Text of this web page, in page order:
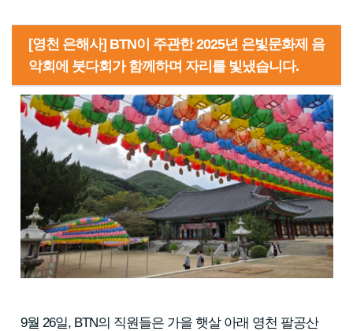
[영천 은해사] BTN이 주관한 2025년 은빛문화제 음
악회에 붓다회가 함께하며 자리를 빛냈습니다.
9월 26일, BTN의 직원들은 가을 햇살 아래 영천 팔공산